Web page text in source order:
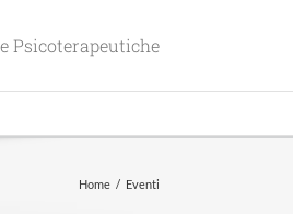
Psicoterapeutiche
Home Eventi